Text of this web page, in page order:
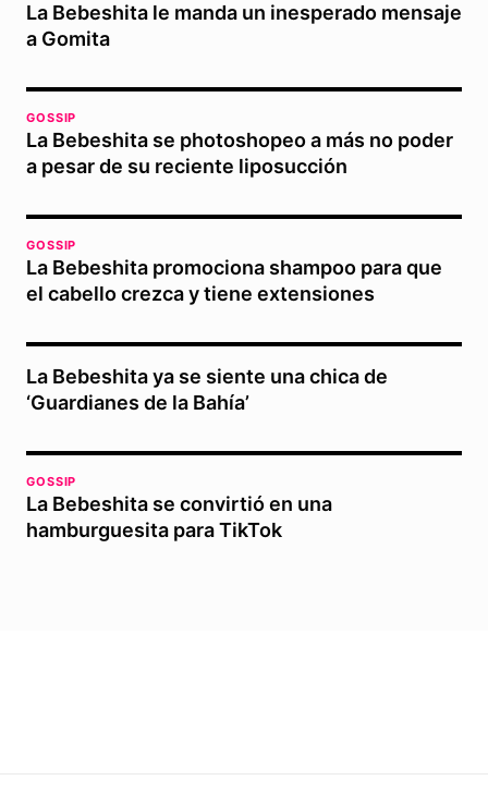
La Bebeshita le manda un inesperado mensaje
a Gomita
GOSSIP
La Bebeshita se photoshopeo a más no poder
a pesar de su reciente liposucción
GOSSIP
La Bebeshita promociona shampoo para que
el cabello crezca y tiene extensiones
La Bebeshita ya se siente una chica de
‘Guardianes de la Bahía’
GOSSIP
La Bebeshita se convirtió en una
hamburguesita para TikTok